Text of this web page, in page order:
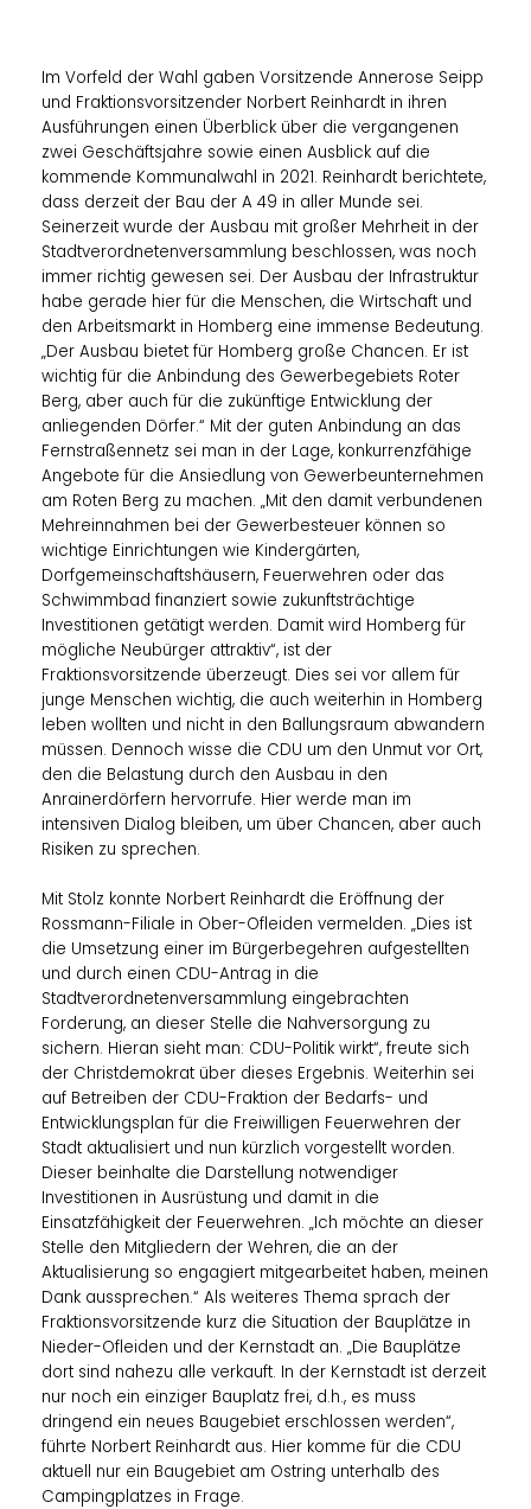
Im Vorfeld der Wahl gaben Vorsitzende Annerose Seipp
und Fraktionsvorsitzender Norbert Reinhardt in ihren
Ausführungen einen Überblick über die vergangenen
zwei Geschäftsjahre sowie einen Ausblick auf die
kommende Kommunalwahl in 2021. Reinhardt berichtete,
dass derzeit der Bau der A 49 in aller Munde sei.
Seinerzeit wurde der Ausbau mit großer Mehrheit in der
Stadtverordnetenversammlung beschlossen, was noch
immer richtig gewesen sei. Der Ausbau der Infrastruktur
habe gerade hier für die Menschen, die Wirtschaft und
den Arbeitsmarkt in Homberg eine immense Bedeutung.
Der Ausbau bietet für Homberg große Chancen. Er ist
wichtig für die Anbindung des Gewerbegebiets Roter
Berg, aber auch für die zukünftige Entwicklung der
anliegenden Dörfer.“ Mit der guten Anbindung an das
Fernstraßennetz sei man in der Lage, konkurrenzfähige
Angebote für die Ansiedlung von Gewerbeunternehmen
am Roten Berg zu machen. „Mit den damit verbundenen
Mehreinnahmen bei der Gewerbesteuer können so
wichtige Einrichtungen wie Kindergärten,
Dorfgemeinschaftshäusern, Feuerwehren oder das
Schwimmbad finanziert sowie zukunftsträchtige
Investitionen getätigt werden. Damit wird Homberg für
mögliche Neubürger attraktiv“, ist der
Fraktionsvorsitzende überzeugt. Dies sei vor allem für
junge Menschen wichtig, die auch weiterhin in Homberg
leben wollten und nicht in den Ballungsraum abwandern
müssen. Dennoch wisse die CDU um den Unmut vor Ort,
den die Belastung durch den Ausbau in den
Anrainerdörfern hervorrufe. Hier werde man im
intensiven Dialog bleiben, um über Chancen, aber auch
Risiken zu sprechen.
Mit Stolz konnte Norbert Reinhardt die Eröffnung der
Rossmann-Filiale in Ober-Ofleiden vermelden. „Dies ist
die Umsetzung einer im Bürgerbegehren aufgestellten
und durch einen CDU-Antrag in die
Stadtverordnetenversammlung eingebrachten
Forderung, an dieser Stelle die Nahversorgung zu
sichern. Hieran sieht man: CDU-Politik wirkt“, freute sich
der Christdemokrat über dieses Ergebnis. Weiterhin sei
auf Betreiben der CDU-Fraktion der Bedarfs- und
Entwicklungsplan für die Freiwilligen Feuerwehren der
Stadt aktualisiert und nun kürzlich vorgestellt worden.
Dieser beinhalte die Darstellung notwendiger
Investitionen in Ausrüstung und damit in die
Einsatzfähigkeit der Feuerwehren. „Ich möchte an dieser
Stelle den Mitgliedern der Wehren, die an der
Aktualisierung so engagiert mitgearbeitet haben, meinen
Dank aussprechen.“ Als weiteres Thema sprach der
Fraktionsvorsitzende kurz die Situation der Bauplätze in
Nieder-Ofleiden und der Kernstadt an. „Die Bauplätze
dort sind nahezu alle verkauft. In der Kernstadt ist derzeit
nur noch ein einziger Bauplatz frei, d.h., es muss
dringend ein neues Baugebiet erschlossen werden“,
führte Norbert Reinhardt aus. Hier komme für die CDU
aktuell nur ein Baugebiet am Ostring unterhalb des
Campingplatzes in Frage.